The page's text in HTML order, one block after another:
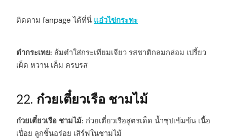
ติดตาม fanpage ได้ที่นี่ แอ๋วไข่กระทะ
ตำกระเทย: ส้มตำใส่กระเทียมเจียว รสชาติกลมกล่อม เปรี้ยว
เผ็ด หวาน เค็ม ครบรส
22. ก๋วยเตี๋ยวเรือ ชามไม้
ก๋วยเตี๋ยวเรือ ชามไม้: ก๋วยเตี๋ยวเรือสูตรเด็ด น้ำซุปเข้มข้น เนื้อ
เปื่อย ลูกชิ้นอร่อย เสิร์ฟในชามไม้